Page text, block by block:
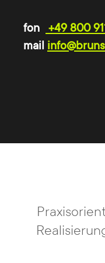
Wir lassen alle
die für Ihr Projekt
Experten für
fon
+49 800
mail